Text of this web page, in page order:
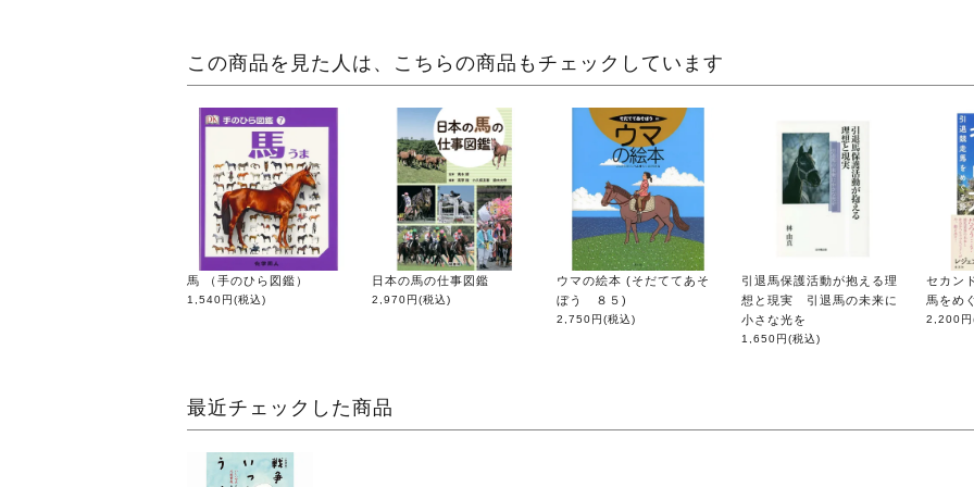
この商品を見た人は、こちらの商品もチェックしています
馬 （手のひら図鑑）
1,540円(税込)
日本の馬の仕事図鑑
2,970円(税込)
ウマの絵本 (そだててあそ
ぼう ８５)
2,750円(税込)
引退馬保護活動が抱える理
想と現実 引退馬の未来に
小さな光を
1,650円(税込)
セカン
馬をめ
2,200円
最近チェックした商品